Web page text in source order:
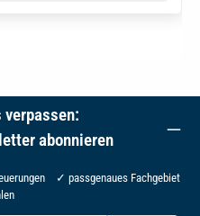
abonnieren
✓ passgenaues Fachgebiet